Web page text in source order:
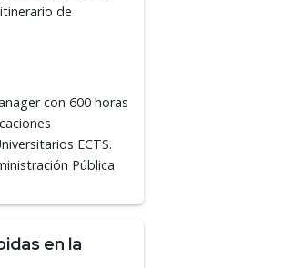
de
con 600 horas
ECTS.
Pública
en la